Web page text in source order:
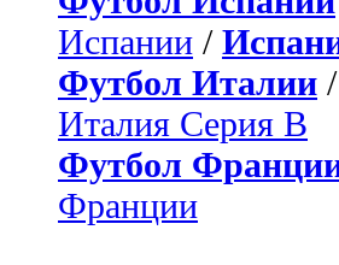
Испании /
Футбол Италии /
Италия Серия B
Футбол
Франции